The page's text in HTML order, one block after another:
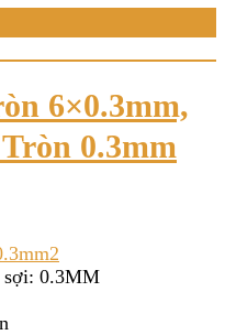
6×0.3mm,
0.3mm
sợi: 0.3MM